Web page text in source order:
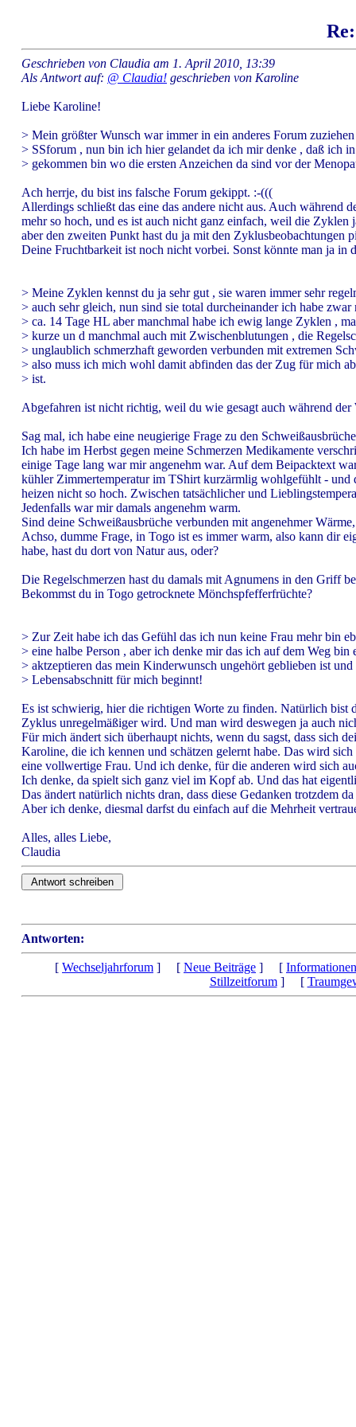
Geschrieben von Claudia am 1. April 2010, 13:39
Als Antwort auf: @ Claudia! geschrieben von Karoline
Liebe Karoline!
> Mein größter Wunsch war immer in ein anderes Forum
> SSforum , nun bin ich hier gelandet da ich mir denke , daß ich
> gekommen bin wo die ersten Anzeichen da sind vor der
Ach herrje, du bist ins falsche Forum gekippt. :-(((
Allerdings schließt das eine das andere nicht aus. Auch während
mehr so hoch, und es ist auch nicht ganz einfach, weil die
aber den zweiten Punkt hast du ja mit den Zyklusbeobachtungen
Deine Fruchtbarkeit ist noch nicht vorbei. Sonst könnte man ja in
> Meine Zyklen kennst du ja sehr gut , sie waren immer sehr
> auch sehr gleich, nun sind sie total durcheinander ich habe zwar
> ca. 14 Tage HL aber manchmal habe ich ewig lange Zyklen ,
> kurze un d manchmal auch mit Zwischenblutungen , die
> unglaublich schmerzhaft geworden verbunden mit extremen
> also muss ich mich wohl damit abfinden das der Zug für mich
> ist.
Abgefahren ist nicht richtig, weil du wie gesagt auch während
Sag mal, ich habe eine neugierige Frage zu den
Ich habe im Herbst gegen meine Schmerzen Medikamente
einige Tage lang war mir angenehm war. Auf dem Beipacktext
kühler Zimmertemperatur im TShirt kurzärmlig wohlgefühlt -
heizen nicht so hoch. Zwischen tatsächlicher und
Jedenfalls war mir damals angenehm warm.
Sind deine Schweißausbrüche verbunden mit angenehmer
Achso, dumme Frage, in Togo ist es immer warm, also kann dir
habe, hast du dort von Natur aus, oder?
Die Regelschmerzen hast du damals mit Agnumens in den Griff
Bekommst du in Togo getrocknete Mönchspfefferfrüchte?
> Zur Zeit habe ich das Gefühl das ich nun keine Frau mehr bin
> eine halbe Person , aber ich denke mir das ich auf dem Weg bin
> aktzeptieren das mein Kinderwunsch ungehört geblieben ist und
> Lebensabschnitt für mich beginnt!
Es ist schwierig, hier die richtigen Worte zu finden. Natürlich
Zyklus unregelmäßiger wird. Und man wird deswegen ja auch
Für mich ändert sich überhaupt nichts, wenn du sagst, dass sich
Karoline, die ich kennen und schätzen gelernt habe. Das wird
eine vollwertige Frau. Und ich denke, für die anderen wird sich
Ich denke, da spielt sich ganz viel im Kopf ab. Und das hat
Das ändert natürlich nichts dran, dass diese Gedanken trotzdem
Aber ich denke, diesmal darfst du einfach auf die Mehrheit
Alles, alles Liebe,
Claudia
Antworten:
[ Wechseljahrforum ] [ Neue Beiträge ] [ Informationen
Stillzeitforum] [